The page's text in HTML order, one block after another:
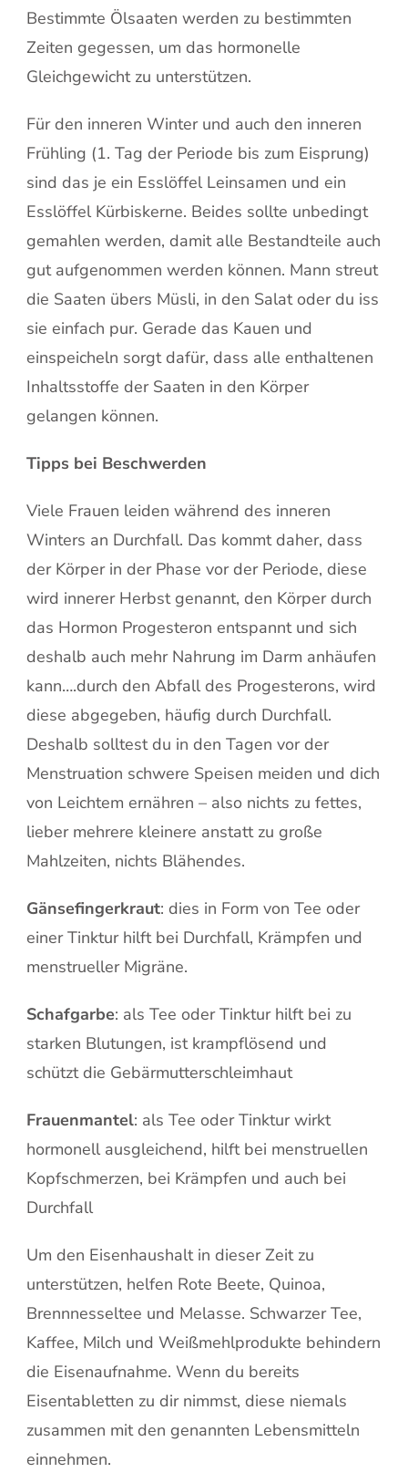
Bestimmte Ölsaaten werden zu bestimmten
Zeiten gegessen, um das hormonelle
Gleichgewicht zu unterstützen.
Für den inneren Winter und auch den inneren
Frühling (1. Tag der Periode bis zum Eisprung)
sind das je ein Esslöffel Leinsamen und ein
Esslöffel Kürbiskerne. Beides sollte unbedingt
gemahlen werden, damit alle Bestandteile auch
gut aufgenommen werden können. Mann streut
die Saaten übers Müsli, in den Salat oder du iss
sie einfach pur. Gerade das Kauen und
einspeicheln sorgt dafür, dass alle enthaltenen
Inhaltsstoffe der Saaten in den Körper
gelangen können.
Tipps bei Beschwerden
Viele Frauen leiden während des inneren
Winters an Durchfall. Das kommt daher, dass
der Körper in der Phase vor der Periode, diese
wird innerer Herbst genannt, den Körper durch
das Hormon Progesteron entspannt und sich
deshalb auch mehr Nahrung im Darm anhäufen
kann….durch den Abfall des Progesterons, wird
diese abgegeben, häufig durch Durchfall.
Deshalb solltest du in den Tagen vor der
Menstruation schwere Speisen meiden und dich
von Leichtem ernähren – also nichts zu fettes,
lieber mehrere kleinere anstatt zu große
Mahlzeiten, nichts Blähendes.
Gänsefingerkraut: dies in Form von Tee oder
einer Tinktur hilft bei Durchfall, Krämpfen und
menstrueller Migräne.
Schafgarbe: als Tee oder Tinktur hilft bei zu
starken Blutungen, ist krampflösend und
schützt die Gebärmutterschleimhaut
Frauenmantel: als Tee oder Tinktur wirkt
hormonell ausgleichend, hilft bei menstruellen
Kopfschmerzen, bei Krämpfen und auch bei
Durchfall
Um den Eisenhaushalt in dieser Zeit zu
unterstützen, helfen Rote Beete, Quinoa,
Brennnesseltee und Melasse. Schwarzer Tee,
Kaffee, Milch und Weißmehlprodukte behindern
die Eisenaufnahme. Wenn du bereits
Eisentabletten zu dir nimmst, diese niemals
zusammen mit den genannten Lebensmitteln
einnehmen.